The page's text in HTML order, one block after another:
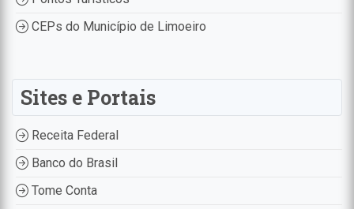
CEPs do Município de Limoeiro
Sites e Portais
Receita Federal
Banco do Brasil
Tome Conta